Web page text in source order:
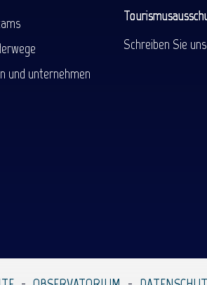
und unternehmen
Schreiben Sie uns